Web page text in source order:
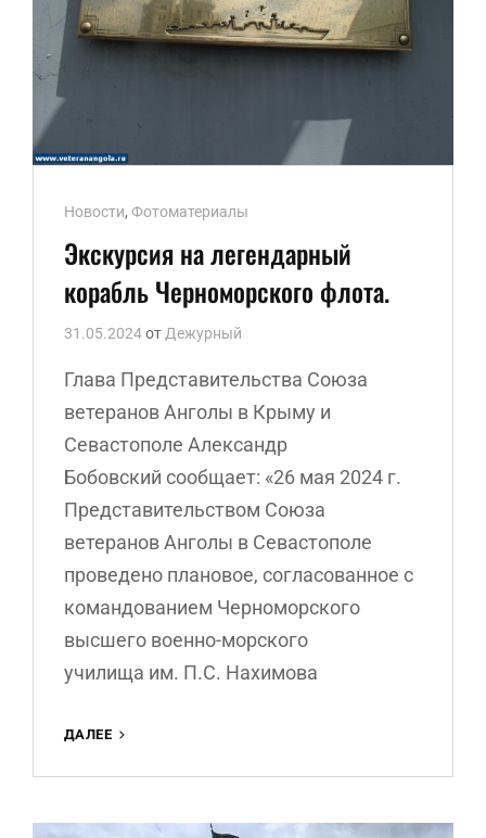
Ссылки
рубрик
Новости, Фотоматериалы
Экскурсия на легендарный
корабль Черноморского флота.
31.05.2024от Дежурный
Глава Представительства Союза
ветеранов Анголы в Крыму и
Севастополе Александр
Бобовский сообщает: «26 мая 2024 г.
Представительством Союза
ветеранов Анголы в Севастополе
проведено плановое, согласованное с
командованием Черноморского
высшего военно-морского
училища им. П.С. Нахимова
ДАЛЕЕ
ЛЕГЕНДАРНЫЙ
ЧЕРНОМОРСКОГО